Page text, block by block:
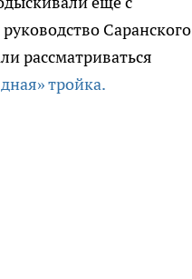
Саранского
рассматриваться
тройка.